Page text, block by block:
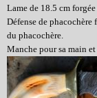
Lame de 18.5 cm
Défense de phacochère
du phacochère.
Manche pour sa main et